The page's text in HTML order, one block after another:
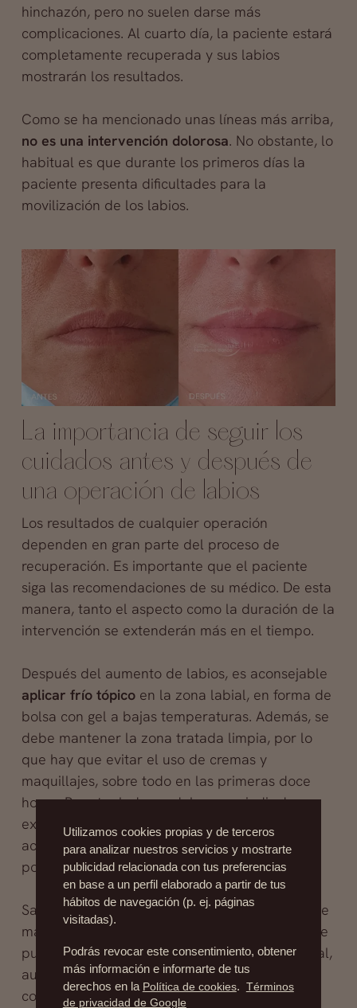
hinchazón, pero no suelen darse más
complicaciones. Al cuarto día, la paciente estará
completamente recuperada y sus labios
mostrarán los resultados.
Como se ha mencionado unas líneas más arriba,
no es una intervención dolorosa. No obstante, lo
habitual es que durante los primeros días la
paciente presenta dificultades para la
movilización de los labios.
La importancia de seguir los
cuidados antes y después de
una operación de labios
Los resultados de cualquier operación
dependen en gran parte del proceso de
recuperación. Es importante que el paciente
siga las recomendaciones de su médico. De esta
manera, tanto el aspecto como la duración de la
intervención se extenderán más en el tiempo.
Después del aumento de labios, es aconsejable
aplicar frío tópicoen la zona labial, en forma de
bolsa con gel a bajas temperaturas. Además, se
debe mantener la zona tratada limpia, por lo
que hay que evitar el uso de cremas y
maquillajes, sobre todo en las primeras doce
horas. Por otro lado, se debe prescindir de
exponerse en exceso al sol y no usar ácido
acetil salicílico en los primeros cinco días de
posoperatorio.
Salvo prescripción médica, no es recomendable
masajear ni manipular la zona. Por lo demás, se
puede realizar una vida completamente normal,
aunque se hay que practicar lavados con
colutorio con frecuencia y evitar masticar
Utilizamos cookies propias y de terceros
para analizar nuestros servicios y mostrarte
publicidad relacionada con tus preferencias
en base a un perfil elaborado a partir de tus
hábitos de navegación (p. ej. páginas
visitadas).
Podrás revocar este consentimiento, obtener
más información e informarte de tus
derechos en la Política de cookies. Términos
de privacidad de Google